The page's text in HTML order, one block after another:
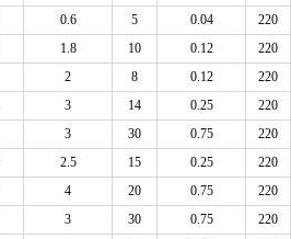
0.6 5 0.04
220
1.8 10 0.12
220
2 8 0.12
220
3 14 0.25
220
3 30 0.75
220
2.5 15 0.25
220
4 20 0.75
220
3 30 0.75
220